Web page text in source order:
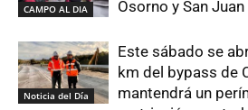
CAMPO AL DIA Osorno y San
Noticia del Día
Este sábado se
km del bypass de
mantendrá un